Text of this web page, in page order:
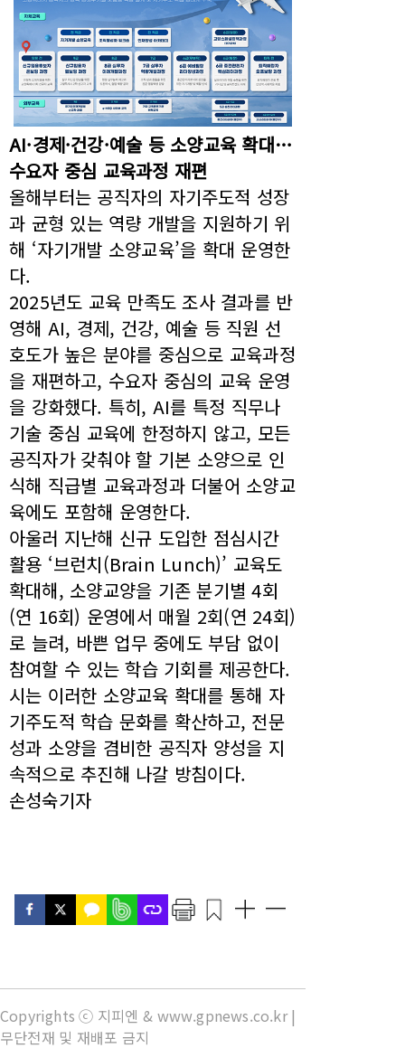
AI·경제·건강·예술 등 소양교육 확대…
수요자 중심 교육과정 재편
올해부터는 공직자의 자기주도적 성장
과 균형 있는 역량 개발을 지원하기 위
해 ‘자기개발 소양교육’을 확대 운영한
다.
2025년도 교육 만족도 조사 결과를 반
영해 AI, 경제, 건강, 예술 등 직원 선
호도가 높은 분야를 중심으로 교육과정
을 재편하고, 수요자 중심의 교육 운영
을 강화했다. 특히, AI를 특정 직무나
기술 중심 교육에 한정하지 않고, 모든
공직자가 갖춰야 할 기본 소양으로 인
식해 직급별 교육과정과 더불어 소양교
육에도 포함해 운영한다.
아울러 지난해 신규 도입한 점심시간
활용 ‘브런치(Brain Lunch)’ 교육도
확대해, 소양교양을 기존 분기별 4회
(연 16회) 운영에서 매월 2회(연 24회)
로 늘려, 바쁜 업무 중에도 부담 없이
참여할 수 있는 학습 기회를 제공한다.
시는 이러한 소양교육 확대를 통해 자
기주도적 학습 문화를 확산하고, 전문
성과 소양을 겸비한 공직자 양성을 지
속적으로 추진해 나갈 방침이다.
손성숙기자
Copyrights ⓒ 지피엔 & www.gpnews.co.kr |
무단전재 및 재배포 금지